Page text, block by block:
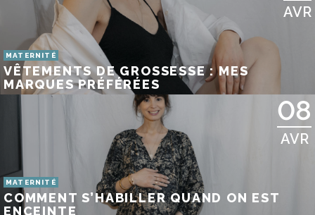
AVR
MATERNITÉ
VÊTEMENTS DE GROSSESSE : MES
MARQUES PRÉFÉRÉES
08
AVR
MATERNITÉ
COMMENT S’HABILLER QUAND ON EST
ENCEINTE